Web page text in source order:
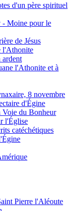
d'un père spirituel
Moine pour le
de Jésus
l'Athonite
ardent
l'Athonite et à
8 novembre
d'Égine
Voie du Bonheur
l'Église
catéchétiques
Pierre l'Aléoute